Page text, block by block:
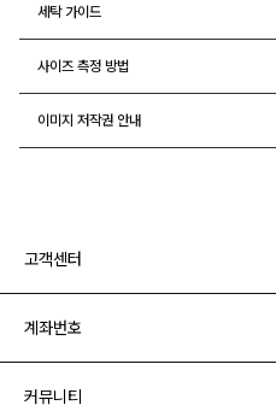
세탁 가이드
사이즈 측정 방법
이미지 저작권 안내
고객센터
계좌번호
커뮤니티